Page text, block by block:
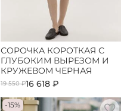
СОРОЧКА КОРОТКАЯ С
ГЛУБОКИМ ВЫРЕЗОМ И
КРУЖЕВОМ ЧЕРНАЯ
19 550 ₽16 618 ₽
-15%